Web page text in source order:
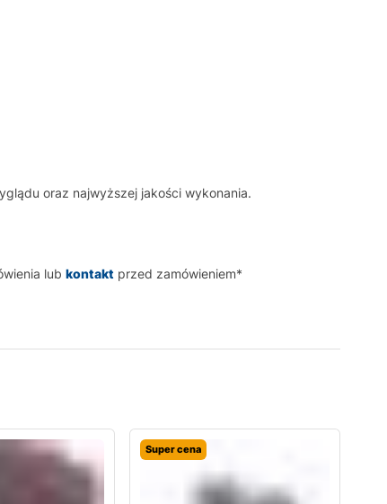
oraz najwyższej jakości wykonania.
lub kontakt przed zamówieniem*
Super cena